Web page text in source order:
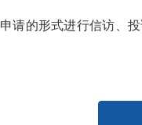
请的形式进行信访、